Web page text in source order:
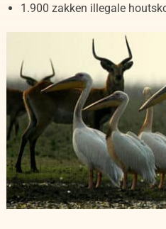
1.900 zakken illegale